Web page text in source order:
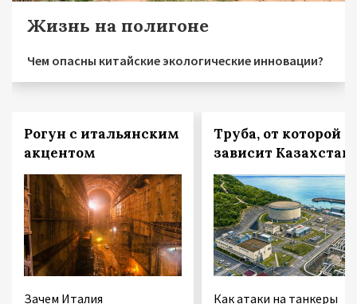
Жизнь на полигоне
Чем опасны китайские экологические инновации?
Рогун с итальянским
акцентом
Зачем Италия
Труба, от которой
зависит Казахстан
Как атаки на танкеры